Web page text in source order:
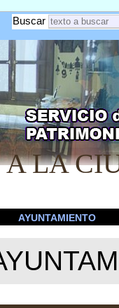
Buscar
LA
AYUNTAMIENTO